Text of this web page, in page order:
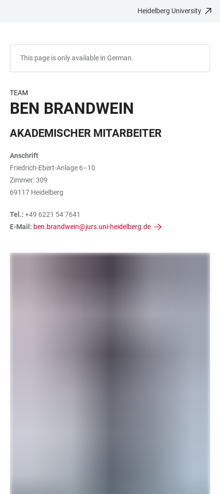
Heidelberg University
This page is only available in German.
TEAM
BEN BRANDWEIN
AKADEMISCHER MITARBEITER
Anschrift
Friedrich-Ebert-Anlage 6–10
Zimmer: 309
69117 Heidelberg
Tel.: +49 6221 54 7641
E-Mail: ben.brandwein@jurs.uni-heidelberg.de